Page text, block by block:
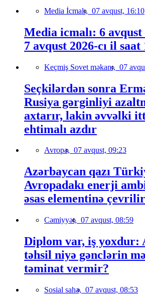
Media İcmalı, 07 avqust, 16:10
Media icmalı: 6 avqust
7 avqust 2026-cı il
Keçmiş Sovet məkanı, 07
Seçkilərdən sonra
Rusiya gərginliyi
axtarır, lakin əvvəlki
ehtimalı azdır
Avropa, 07 avqust, 09:23
Azərbaycan qazı
Avropadakı enerji
əsas elementinə çevrilir
Cəmiyyət, 07 avqust, 08:59
Diplom var, iş yoxdur:
təhsil niyə gənclərin
təminat vermir?
Sosial sahə, 07 avqust, 08:53